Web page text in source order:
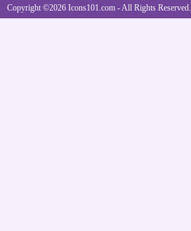
Copyright ©2026 Icons101.com - All Rights Reserved.